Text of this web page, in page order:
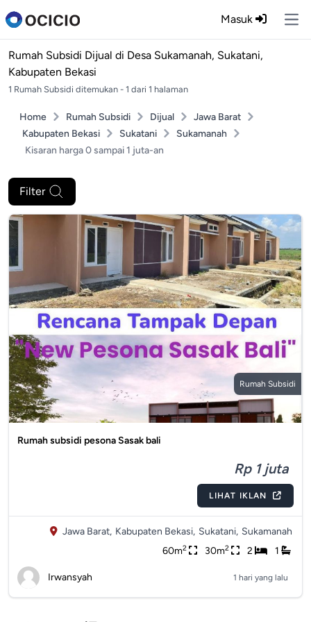
Masuk
Rumah Subsidi Dijual di Desa Sukamanah, Sukatani,
Kabupaten Bekasi
1 Rumah Subsidi ditemukan - 1 dari 1 halaman
Home Rumah Subsidi Dijual
Jawa Barat
Kabupaten Bekasi
Sukatani
Sukamanah
Kisaran harga 0 sampai 1 juta-an
Filter
Rumah Subsidi
Rumah subsidi pesona Sasak bali
Rp 1 juta
LIHAT IKLAN
Jawa Barat, Kabupaten Bekasi, Sukatani, Sukamanah
60m2 30m2 2 1
Irwansyah 1 hari yang lalu